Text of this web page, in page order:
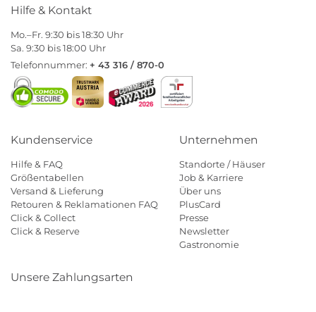
Hilfe & Kontakt
Mo.–Fr. 9:30 bis 18:30 Uhr
Sa. 9:30 bis 18:00 Uhr
Telefonnummer: + 43 316 / 870-0
Kundenservice
Hilfe & FAQ
Größentabellen
Versand & Lieferung
Retouren & Reklamationen FAQ
Click & Collect
Click & Reserve
Unternehmen
Standorte / Häuser
Job & Karriere
Über uns
PlusCard
Presse
Newsletter
Gastronomie
Unsere Zahlungsarten